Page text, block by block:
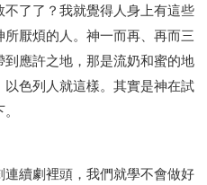
了了？我就覺得人身上有這些
厭煩的人。神一而再、再而三
應許之地，那是流奶和蜜的地
色列人就這樣。其實是神在試
續劇裡頭，我們就學不會做好